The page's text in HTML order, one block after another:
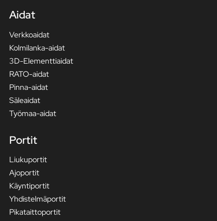
Aidat
Verkkoaidat
Kolmilanka-aidat
3D-Elementtiaidat
RATO-aidat
Pinna-aidat
Säleaidat
Työmaa-aidat
Portit
Liukuportit
Ajoportit
Käyntiportit
Yhdistelmäportit
Pikataittoportit